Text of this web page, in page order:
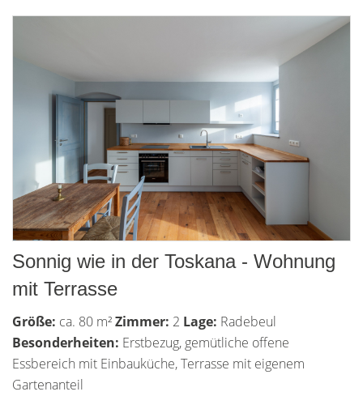
Sonnig wie in der Toskana - Wohnung
mit Terrasse
Größe: ca. 80 m²Zimmer: 2 Lage: Radebeul
Besonderheiten: Erstbezug, gemütliche offene
Essbereich mit Einbauküche, Terrasse mit eigenem
Gartenanteil